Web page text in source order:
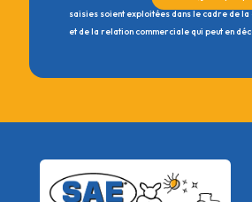
saisies soient exploitées dans le cadre de la
et de la relation commerciale qui peut en